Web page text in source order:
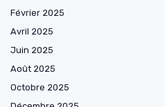
Février 2025
Avril 2025
Juin 2025
Août 2025
Octobre 2025